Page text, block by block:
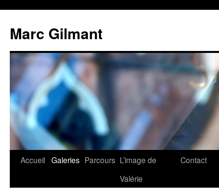
Marc Gilmant
Accueil Galeries Parcours L’image de
Valérie
Contact